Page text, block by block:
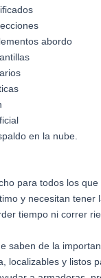
abordo
en la nube.
para todos los
y necesitan tener
tiempo ni correr
saben de la
localizables y listos